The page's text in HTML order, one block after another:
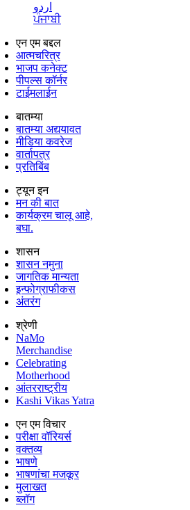
اردو
ਪੰਜਾਬੀ
एन एम बद्दल
आत्मचरित्र
भाजप कनेक्ट
पीपल्स कॉर्नर
टाईमलाईन
बातम्या
बातम्या अद्ययावत
मीडिया कवरेज
वार्तापत्र
प्रतिबिंब
ट्यून इन
मन की बात
कार्यक्रम चालू आहे,
बघा.
शासन
शासन नमुना
जागतिक मान्यता
इन्फोग्राफीकस
अंतरंग
श्रेणी
NaMo
Merchandise
Celebrating
Motherhood
आंतरराष्ट्रीय
Kashi Vikas Yatra
एन एम विचार
परीक्षा वॉरियर्स
वक्तव्य
भाषणे
भाषणांचा मजकूर
मुलाखत
ब्लॉग